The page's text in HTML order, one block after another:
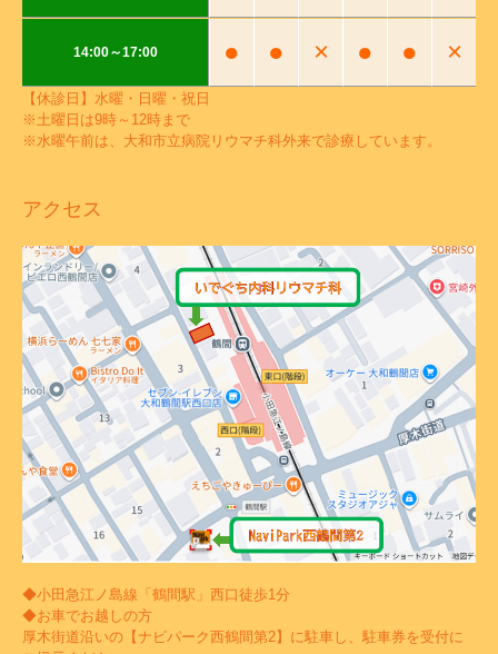
14:00～17:00 ● ● × ● ● ×
【休診日】水曜・日曜・祝日
※土曜日は9時～12時まで
※水曜午前は、大和市立病院リウマチ科外来で診療しています。
アクセス
◆小田急江ノ島線「鶴間駅」西口徒歩1分
◆お車でお越しの方
厚木街道沿いの【ナビパーク西鶴間第2】に駐車し、駐車券を受付に